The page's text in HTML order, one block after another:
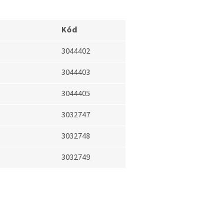
Kód
3044402
3044403
3044405
3032747
3032748
3032749